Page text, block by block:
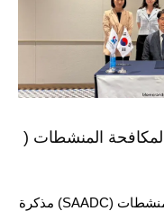
لمكافحة المنشطات (
وقعت اللجنة السعودية للرقابة على المنشطات (SAADC) مذكرة